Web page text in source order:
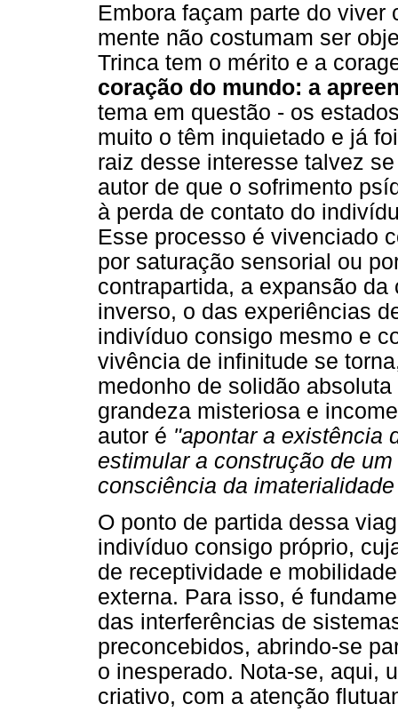
Embora façam parte do
mente não costumam ser
Trinca tem o mérito e a
coração do mundo: a
tema em questão - os
muito o têm inquietado e já
raiz desse interesse talvez
autor de que o sofrimento
à perda de contato do
Esse processo é vivenciado
por saturação sensorial ou
contrapartida, a expansão
inverso, o das experiências
indivíduo consigo mesmo e
vivência de infinitude se
medonho de solidão
grandeza misteriosa e
autor é "apontar a existência
estimular a construção de
consciência da
O ponto de partida dessa
indivíduo consigo próprio,
de receptividade e
externa. Para isso, é
das interferências de
preconcebidos, abrindo-se
o inesperado. Nota-se, aqui,
criativo, com a atenção